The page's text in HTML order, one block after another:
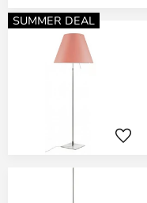
SUMMER DEAL